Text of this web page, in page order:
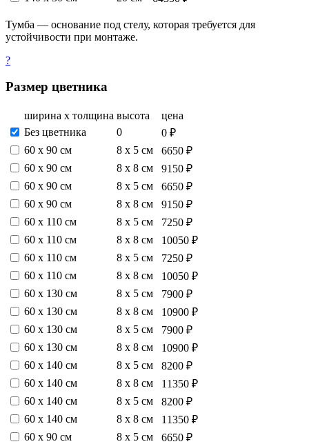
Тумба — основание под стелу, которая требуется для
устойчивости при монтаже.
?
Размер цветника
ширина х толщина высота
цена
Без цветника
0
0 ₽
60 х 90 см
8 х 5 см
6650 ₽
60 х 90 см
8 х 8 см
9150 ₽
60 х 90 см
8 х 5 см
6650 ₽
60 х 90 см
8 х 8 см
9150 ₽
60 х 110 см
8 х 5 см
7250 ₽
60 х 110 см
8 х 8 см
10050 ₽
60 х 110 см
8 х 5 см
7250 ₽
60 х 110 см
8 х 8 см
10050 ₽
60 х 130 см
8 х 5 см
7900 ₽
60 х 130 см
8 х 8 см
10900 ₽
60 х 130 см
8 х 5 см
7900 ₽
60 х 130 см
8 х 8 см
10900 ₽
60 х 140 см
8 х 5 см
8200 ₽
60 х 140 см
8 х 8 см
11350 ₽
60 х 140 см
8 х 5 см
8200 ₽
60 х 140 см
8 х 8 см
11350 ₽
60 х 90 см
8 х 5 см
6650 ₽